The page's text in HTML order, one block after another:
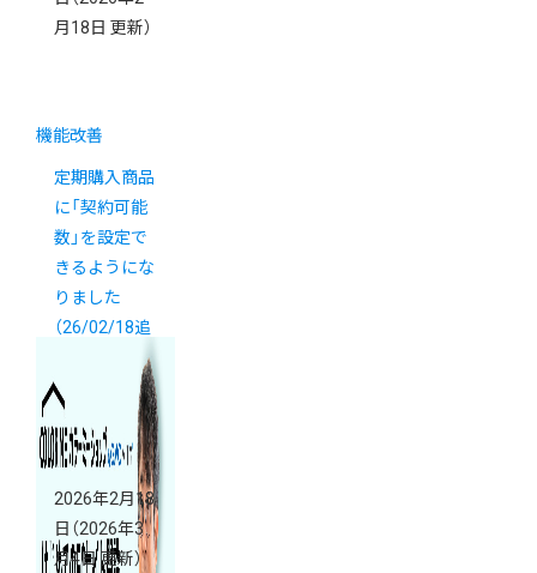
月18日 更新）
機能改善
定期購入商品
に「契約可能
数」を設定で
きるようにな
りました
（26/02/18追
2026年2月18
日 （2026年3
月4日 更新）